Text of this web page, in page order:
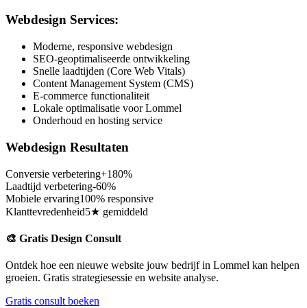
Webdesign Services:
Moderne, responsive webdesign
SEO-geoptimaliseerde ontwikkeling
Snelle laadtijden (Core Web Vitals)
Content Management System (CMS)
E-commerce functionaliteit
Lokale optimalisatie voor Lommel
Onderhoud en hosting service
Webdesign Resultaten
Conversie verbetering+180%
Laadtijd verbetering-60%
Mobiele ervaring100% responsive
Klanttevredenheid5★ gemiddeld
🎨 Gratis Design Consult
Ontdek hoe een nieuwe website jouw bedrijf in Lommel kan helpen
groeien. Gratis strategiesessie en website analyse.
Gratis consult boeken